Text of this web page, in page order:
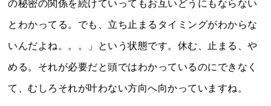
の秘密の関係を続けていってもお互いどうにもならない
とわかってる。でも、立ち止まるタイミングがわからな
いんだよね。。。」という状態です。休む、止まる、や
める。それが必要だと頭ではわかっているのにできなく
て、むしろそれが叶わない方向へ向かっていますね。